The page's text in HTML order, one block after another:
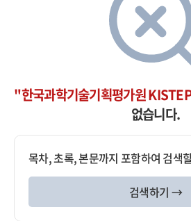
"한국과학기술기획평가원
없습니다.
목차, 초록, 본문까지 포함하여 검색
검색하기 →